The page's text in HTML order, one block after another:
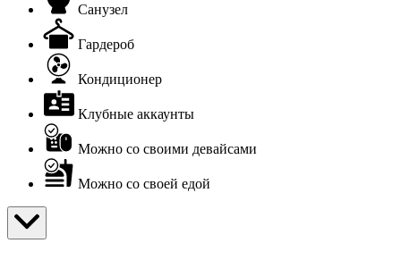
Санузел
Гардероб
Кондиционер
Клубные аккаунты
Можно со своими девайсами
Можно со своей едой